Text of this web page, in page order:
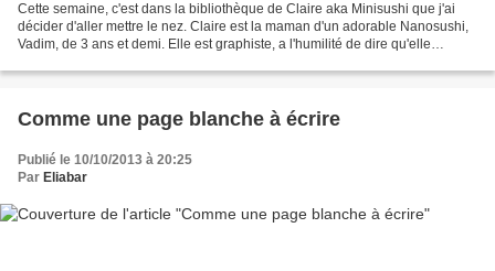
Cette semaine, c'est dans la bibliothèque de Claire aka Minisushi que j'ai
décider d'aller mettre le nez. Claire est la maman d'un adorable Nanosushi,
Vadim, de 3 ans et demi. Elle est graphiste, a l'humilité de dire qu'elle
Comme une page blanche à écrire
Publié le 10/10/2013 à 20:25
Par Eliabar